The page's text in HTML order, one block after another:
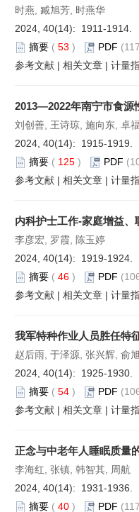
时燕, 臧旭芳, 时燕华
2024, 40(14): 1911-1914.
摘要 ( 53 ) PDF
参考文献 | 相关文章 | 计量
2013—2022年南宁市食源
刘创善, 王诗琼, 施向东, 卓
2024, 40(14): 1915-1919.
摘要 ( 125 ) PDF
参考文献 | 相关文章 | 计量
内科护士工作-家庭增益
李彦宏, 罗霞, 陈玉婷
2024, 40(14): 1919-1924.
摘要 ( 46 ) PDF
参考文献 | 相关文章 | 计量
我军特种作业人员胜任特
赵后雨, 于泽源, 张兴辉, 俞
2024, 40(14): 1925-1930.
摘要 ( 54 ) PDF
参考文献 | 相关文章 | 计量
正念与中老年人睡眠质量
李海红, 张镇, 韩智其, 周航
2024, 40(14): 1931-1936.
摘要 ( 40 ) PDF